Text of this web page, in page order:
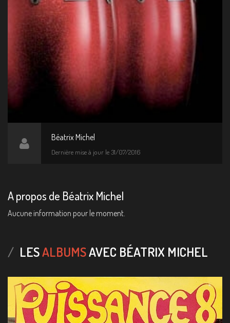
Béatrix Michel
Dernière mise à jour le 31/07/2016
A propos de Béatrix Michel
Aucune information pour le moment.
LESALBUMSAVEC BÉATRIX MICHEL